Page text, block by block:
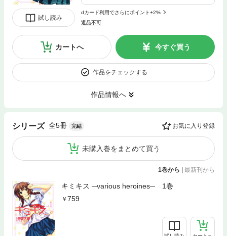
試し読み
dカード利用でさらにポイント+2%
返品不可
カートへ 今すぐ買う
作品をチェックする
作品情報へ
シリーズ 全5冊 完結 お気に入り登録
未購入巻をまとめて買う
1巻から | 最新刊から
キミキス ─various heroines─ 1巻
759